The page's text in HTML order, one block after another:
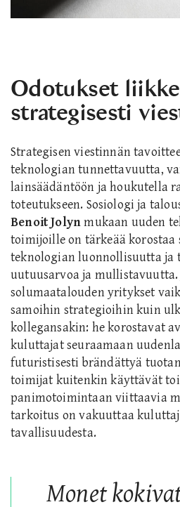
Odotukset
strategisesti
Strategisen viestinnän
teknologian tunnettavuutta,
lainsäädäntöön ja houkutella
toteutukseen. Sosiologi ja
Benoit Jolynmukaan uuden
toimijoille on tärkeää korostaa
teknologian luonnollisuutta ja
uutuusarvoa ja mullistavuutta.
solumaatalouden yritykset
samoihin strategioihin kuin
kollegansakin: he korostavat
kuluttajat seuraamaan
futuristisesti brändättyä
toimijat kuitenkin käyttävät
panimotoimintaan viittaavia
tarkoitus on vakuuttaa
tavallisuudesta.
Monet